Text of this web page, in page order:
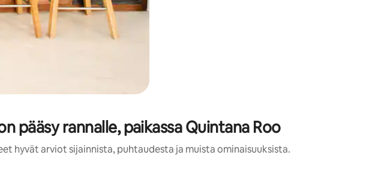
pääsy rannalle, paikassa Quintana Roo
hyvät arviot sijainnista, puhtaudesta ja muista ominaisuuksista.